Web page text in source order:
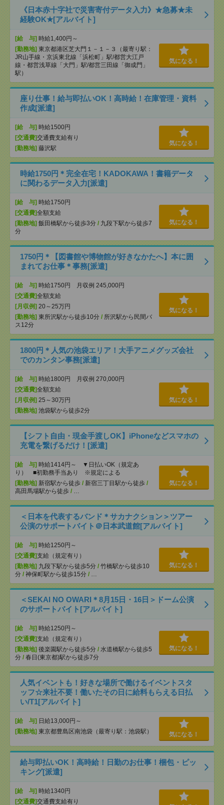
《日本赤十字社で災害寄付データ入力》★急募★未
経験OK★[アルバイト]
[給 与] 時給1,400円～
[勤務地] 東京都港区芝大門１－１－３（最寄り駅：
JR山手線・京浜東北線「浜松町」駅/都営大江戸
線・都営浅草線「⼤⾨」駅/都営三田線「御成⾨」
駅）
気になる！
座り仕事！給与即払いOK！高時給！在庫管理・資料
作成[派遣]
[給 与] 時給1500円
[交通費]交通費支給有り
[勤務地] 藤沢駅
気になる！
時給1750円＊完全在宅！KADOKAWA！書籍データ
に関わるデータ入力[派遣]
[給 与] 時給1750円
[交通費]全額支給
[勤務地] 飯田橋駅から徒歩3分 / 九段下駅から徒歩7
分
気になる！
1750円＊【図書館や博物館が好きなかたへ】本に囲
まれてお仕事＊事務[派遣]
[給 与] 時給1750円 月収例 245,000円
[交通費]全額支給
[月収例] 20～25万円
[勤務地] 東所沢駅から徒歩10分 / 所沢駅から民間バ
ス12分
気になる！
1800円＊人気の池袋エリア！大手アニメグッズ会社
でのカンタン事務[派遣]
[給 与] 時給1800円 月収例 270,000円
[交通費]全額支給
[月収例] 25～30万円
[勤務地] 池袋駅から徒歩2分
気になる！
【シフト自由・現金手渡しOK】iPhoneなどスマホの
充電を繋げるだけ！[派遣]
[給 与] 時給1414円～ ▼日払いOK（規定あ
り） ■初勤務手当あり ※規定による
[勤務地] 新宿駅から徒歩 / 新宿三丁目駅から徒歩 /
高田馬場駅から徒歩 / …
気になる！
＜日本を代表するバンド＊サカナクション＞ツアー
公演のサポートバイト＠日本武道館[アルバイト]
[給 与] 時給1250円～
[交通費]支給（規定有り）
[勤務地] 九段下駅から徒歩5分 / 竹橋駅から徒歩10
分 / 神保町駅から徒歩15分 / …
気になる！
＜SEKAI NO OWARI＊8月15日・16日＞ドーム公演
のサポートバイト[アルバイト]
[給 与] 時給1250円～
[交通費]支給（規定有り）
[勤務地] 後楽園駅から徒歩5分 / 水道橋駅から徒歩5
分 / 春日(東京都)駅から徒歩7分
気になる！
人気イベントも！好きな場所で働けるイベントスタ
ッフ☆来社不要！働いたその日に給料もらえる日払
い/T1[アルバイト]
[給 与] 日給13,000円～
[勤務地] 東京都豊島区南池袋（最寄り駅：池袋駅） 気になる！
給与即払いOK！高時給！日勤のお仕事！梱包・ピッ
キング[派遣]
[給 与] 時給1340円
[交通費]交通費支給有り